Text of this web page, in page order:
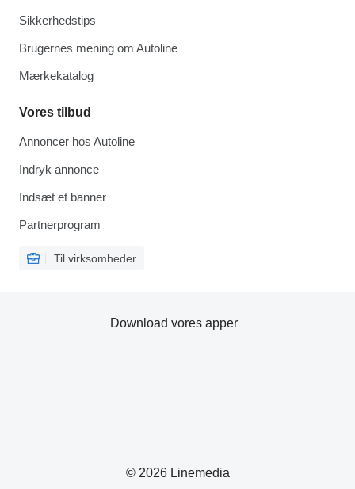
Sikkerhedstips
Brugernes mening om Autoline
Mærkekatalog
Vores tilbud
Annoncer hos Autoline
Indryk annonce
Indsæt et banner
Partnerprogram
Til virksomheder
© 2026 Linemedia
Download vores apper